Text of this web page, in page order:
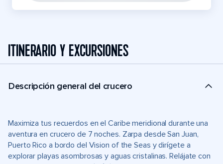
ITINERARIO Y EXCURSIONES
Descripción general del crucero
Maximiza tus recuerdos en el Caribe meridional durante una
aventura en crucero de 7 noches. Zarpa desde San Juan,
Puerto Rico a bordo del Vision of the Seas y dirígete a
explorar playas asombrosas y aguas cristalinas. Relájate con